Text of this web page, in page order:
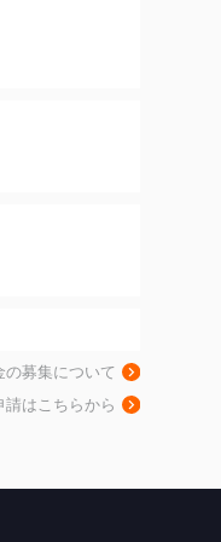
の募集について
請はこちらから